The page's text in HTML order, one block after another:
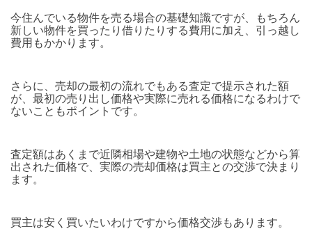
今住んでいる物件を売る場合の基礎知識ですが、もちろん
新しい物件を買ったり借りたりする費用に加え、引っ越し
費用もかかります。
さらに、売却の最初の流れでもある査定で提示された額
が、最初の売り出し価格や実際に売れる価格になるわけで
ないこともポイントです。
査定額はあくまで近隣相場や建物や土地の状態などから算
出された価格で、実際の売却価格は買主との交渉で決まり
ます。
買主は安く買いたいわけですから価格交渉もあります。